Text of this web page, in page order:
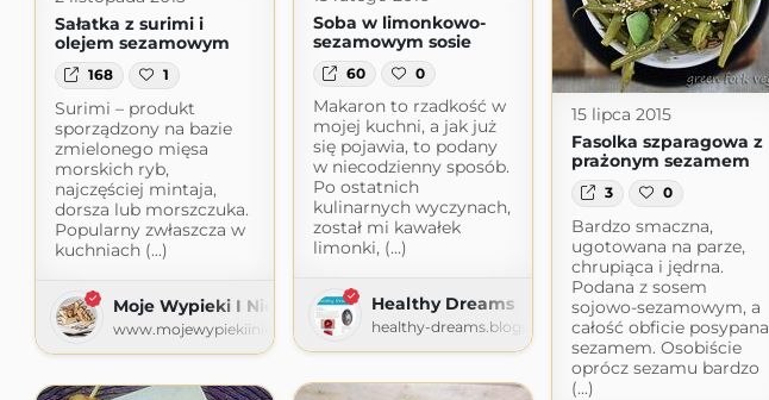
Soba w limonkowo-
sezamowym sosie
60 0
Makaron to rzadkość w
mojej kuchni, a jak już
się pojawia, to podany
w niecodzienny sposób.
Po ostatnich
kulinarnych wyczynach,
został mi kawałek
limonki, (...)
Healthy Dreams
healthy-dreams.blogspot.com
Sałatka z surimi i
olejem sezamowym
168 1
Surimi – produkt
sporządzony na bazie
zmielonego mięsa
morskich ryb,
najczęściej mintaja,
dorsza lub morszczuka.
Popularny zwłaszcza w
kuchniach (...)
Moje Wypieki I Nie Tylko
www.mojewypiekiinietylko.com
15 lipca 2015
Fasolka szparagowa z
prażonym sezamem
3 0
Bardzo smaczna,
ugotowana na parze,
chrupiąca i jędrna.
Podana z sosem
sojowo-sezamowym, a
całość obficie posypana
sezamem. Osobiście
oprócz sezamu bardzo
(...)